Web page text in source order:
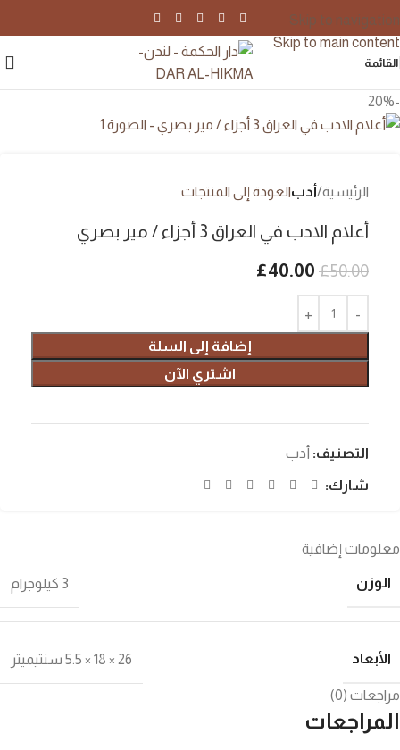
Skip to navigation
Skip to main content
القائمة
-20%
الرئيسية أدبالعودة إلى المنتجات
أعلام الادب في العراق 3 أجزاء / مير بصري
£50.00
£40.00
إضافة إلى السلة
اشتري الآن
التصنيف: أدب
شارك:
معلومات إضافية
الوزن 3 كيلوجرام
الأبعاد 26 × 18 × 5.5 سنتيميتر
مراجعات (0)
المراجعات